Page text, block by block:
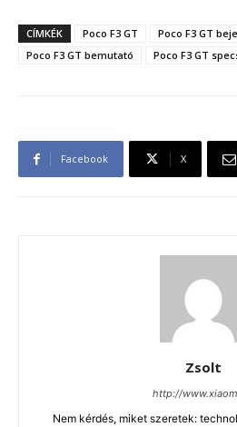
CÍMKÉK Poco F3 GT
Poco F3 GT
Poco F3 GT bemutató
Poco F3 GT
Facebook X
Zsolt
http://
Nem kérdés, miket szeretek: